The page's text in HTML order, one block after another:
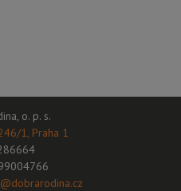
o. p. s.
1, Praha 1